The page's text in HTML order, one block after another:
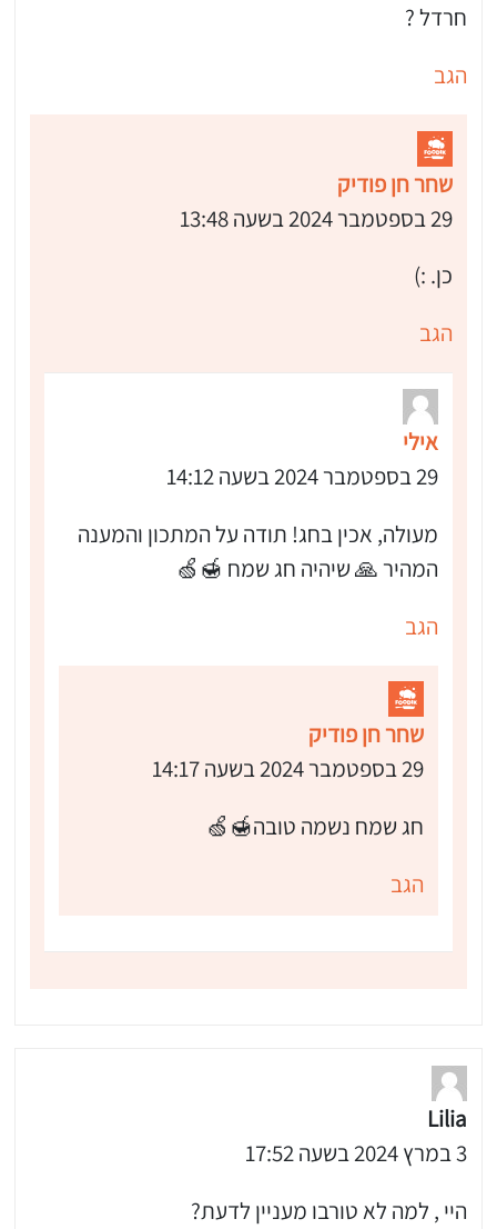
כמנויים ותלחצו על הפעמון תקבלו התראה לטלפון הנייד ברגע שעולה מתכון חדש לערוץ,
חרדל ?
הגב
שחר חן פודיק
29 בספטמבר 2024 בשעה 13:48
כן. :)
הגב
אילי
29 בספטמבר 2024 בשעה 14:12
מעולה, אכין בחג! תודה על המתכון והמענה
המהיר 🙏 שיהיה חג שמח 🍯🍏
הגב
שחר חן פודיק
29 בספטמבר 2024 בשעה 14:17
חג שמח נשמה טובה🍯🍏
הגב
Lilia
3 במרץ 2024 בשעה 17:52
היי , למה לא טורבו מעניין לדעת?